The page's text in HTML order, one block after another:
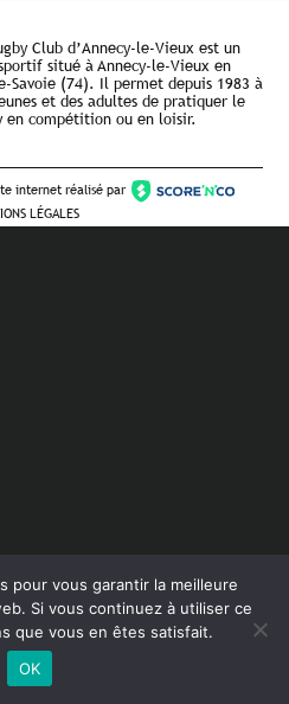
Club d’Annecy-le-Vieux est un
situé à Annecy-le-Vieux en
Savoie (74). Il permet depuis 1983 à
et des adultes de pratiquer le
en compétition ou en loisir.
internet réalisé par
LÉGALES
pour vous garantir la meilleure
Si vous continuez à utiliser ce
que vous en êtes satisfait.
OK